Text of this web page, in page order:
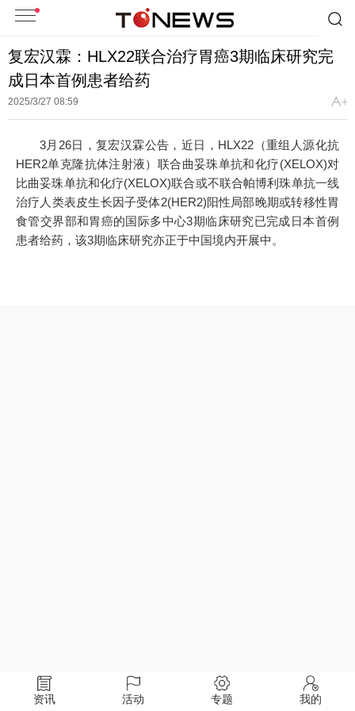
复宏汉霖：HLX22联合治疗胃癌3期临床研究完
成日本首例患者给药
2025/3/27 08:59
3月26日，复宏汉霖公告，近日，HLX22（重组人源化抗
HER2单克隆抗体注射液）联合曲妥珠单抗和化疗(XELOX)对
比曲妥珠单抗和化疗(XELOX)联合或不联合帕博利珠单抗一线
治疗人类表皮生长因子受体2(HER2)阳性局部晚期或转移性胃
食管交界部和胃癌的国际多中心3期临床研究已完成日本首例
患者给药，该3期临床研究亦正于中国境内开展中。
资讯 活动 专题 我的